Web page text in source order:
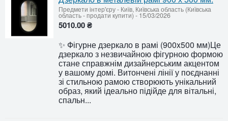
Предмети інтер'єру- Київ, Київська область (Київська
область - продати купити)- 15/03/2026
5010.00 ₴
✨ Фігурне дзеркало в рамі (900x500 мм)Це
дзеркало з незвичайною фігурною формою
стане справжнім дизайнерським акцентом
у вашому домі. Витончені лінії у поєднанні
зі стильною рамою створюють унікальний
образ, який ідеально підійде для вітальні,
спальн...